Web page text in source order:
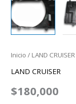
Inicio / LAND CRUISER
LAND CRUISER
$180,000